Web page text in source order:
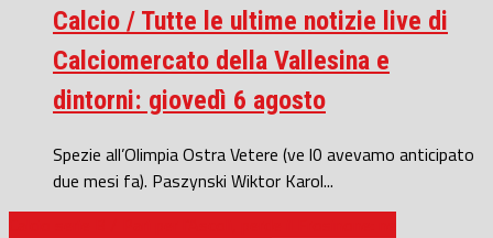
Calcio / Tutte le ultime notizie live di
Calciomercato della Vallesina e
dintorni: giovedì 6 agosto
Spezie all’Olimpia Ostra Vetere (ve l0 avevamo anticipato
due mesi fa). Paszynski Wiktor Karol...